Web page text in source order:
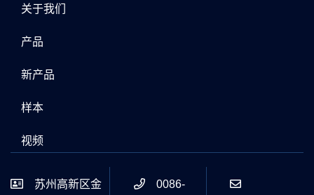
关于我们
产品
新产品
样本
视频
苏州高新区金 0086-